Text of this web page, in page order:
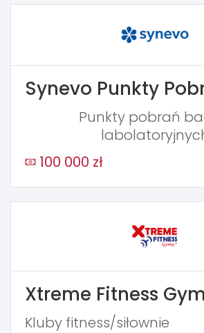
Synevo Punkty
Punkty pobrań
100 000 zł
Xtreme Fitness
Kluby fitness/siłownie